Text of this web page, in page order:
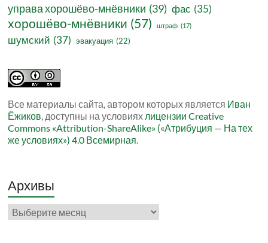
управа хорошёво-мнёвники (39) фас (35)
хорошёво-мнёвники (57) штраф (17)
шумский (37) эвакуация (22)
Все материалы сайта, автором которых является Иван
Ёжиков, доступны на условиях лицензии Creative
Commons «Attribution-ShareAlike» («Атрибуция — На тех
же условиях») 4.0 Всемирная.
Архивы
Архивы